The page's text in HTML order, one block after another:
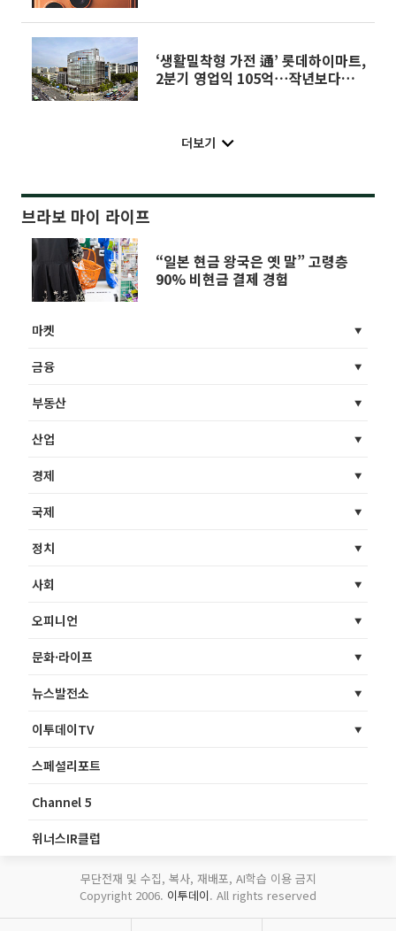
‘생활밀착형 가전 通’ 롯데하이마트,
2분기 영업익 105억⋯작년보다
더보기
브라보 마이 라이프
“일본 현금 왕국은 옛 말” 고령층
90% 비현금 결제 경험
마켓
금융
부동산
산업
경제
국제
정치
사회
오피니언
문화·라이프
뉴스발전소
이투데이TV
스페셜리포트
Channel 5
위너스IR클럽
무단전재 및 수집, 복사, 재배포, AI학습 이용 금지
Copyright 2006. 이투데이. All rights reserved